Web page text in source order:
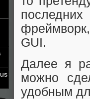
GUI.
Далее я
можно
удобным